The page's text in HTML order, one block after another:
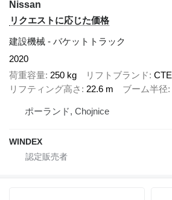
Nissan
リクエストに応じた価格
建設機械 - バケットトラック
2020
荷重容量 250 kg リフトブランド CTE
リフティング高さ
22.6 m ブーム半径
ポーランド, Chojnice
WINDEX